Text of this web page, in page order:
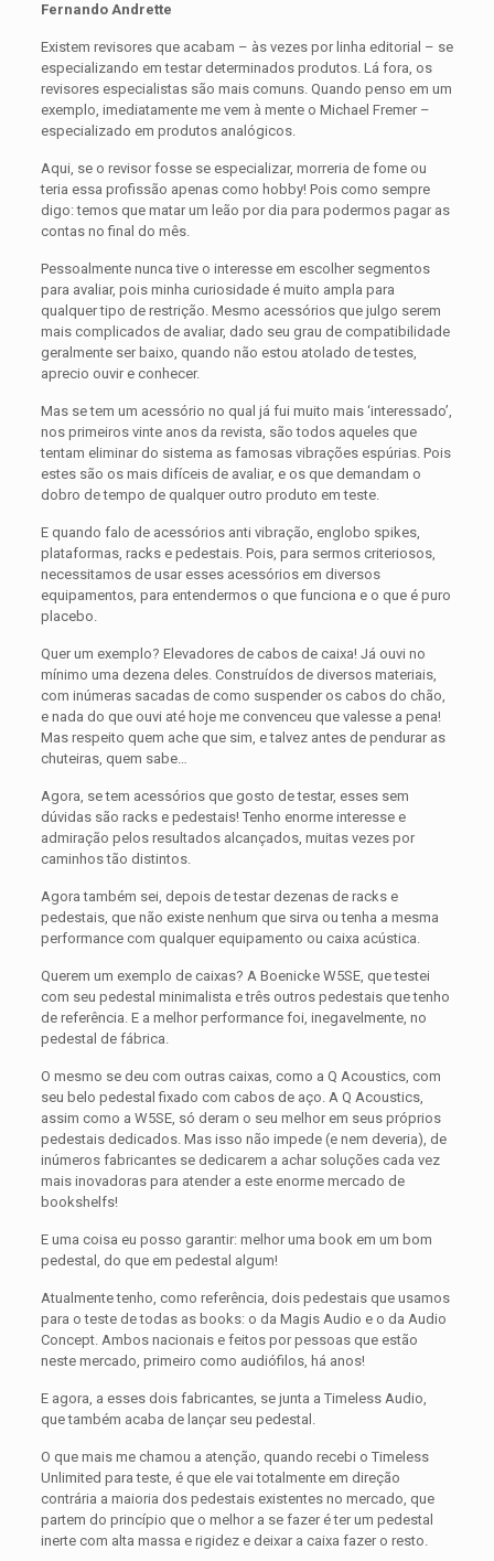
Fernando Andrette
Existem revisores que acabam – às vezes por linha editorial – se
especializando em testar determinados produtos. Lá fora, os
revisores especialistas são mais comuns. Quando penso em um
exemplo, imediatamente me vem à mente o Michael Fremer –
especializado em produtos analógicos.
Aqui, se o revisor fosse se especializar, morreria de fome ou
teria essa profissão apenas como hobby! Pois como sempre
digo: temos que matar um leão por dia para podermos pagar as
contas no final do mês.
Pessoalmente nunca tive o interesse em escolher segmentos
para avaliar, pois minha curiosidade é muito ampla para
qualquer tipo de restrição. Mesmo acessórios que julgo serem
mais complicados de avaliar, dado seu grau de compatibilidade
geralmente ser baixo, quando não estou atolado de testes,
aprecio ouvir e conhecer.
Mas se tem um acessório no qual já fui muito mais ‘interessado’,
nos primeiros vinte anos da revista, são todos aqueles que
tentam eliminar do sistema as famosas vibrações espúrias. Pois
estes são os mais difíceis de avaliar, e os que demandam o
dobro de tempo de qualquer outro produto em teste.
E quando falo de acessórios anti vibração, englobo spikes,
plataformas, racks e pedestais. Pois, para sermos criteriosos,
necessitamos de usar esses acessórios em diversos
equipamentos, para entendermos o que funciona e o que é puro
placebo.
Quer um exemplo? Elevadores de cabos de caixa! Já ouvi no
mínimo uma dezena deles. Construídos de diversos materiais,
com inúmeras sacadas de como suspender os cabos do chão,
e nada do que ouvi até hoje me convenceu que valesse a pena!
Mas respeito quem ache que sim, e talvez antes de pendurar as
chuteiras, quem sabe…
Agora, se tem acessórios que gosto de testar, esses sem
dúvidas são racks e pedestais! Tenho enorme interesse e
admiração pelos resultados alcançados, muitas vezes por
caminhos tão distintos.
Agora também sei, depois de testar dezenas de racks e
pedestais, que não existe nenhum que sirva ou tenha a mesma
performance com qualquer equipamento ou caixa acústica.
Querem um exemplo de caixas? A Boenicke W5SE, que testei
com seu pedestal minimalista e três outros pedestais que tenho
de referência. E a melhor performance foi, inegavelmente, no
pedestal de fábrica.
O mesmo se deu com outras caixas, como a Q Acoustics, com
seu belo pedestal fixado com cabos de aço. A Q Acoustics,
assim como a W5SE, só deram o seu melhor em seus próprios
pedestais dedicados. Mas isso não impede (e nem deveria), de
inúmeros fabricantes se dedicarem a achar soluções cada vez
mais inovadoras para atender a este enorme mercado de
bookshelfs!
E uma coisa eu posso garantir: melhor uma book em um bom
pedestal, do que em pedestal algum!
Atualmente tenho, como referência, dois pedestais que usamos
para o teste de todas as books: o da Magis Audio e o da Audio
Concept. Ambos nacionais e feitos por pessoas que estão
neste mercado, primeiro como audiófilos, há anos!
E agora, a esses dois fabricantes, se junta a Timeless Audio,
que também acaba de lançar seu pedestal.
O que mais me chamou a atenção, quando recebi o Timeless
Unlimited para teste, é que ele vai totalmente em direção
contrária a maioria dos pedestais existentes no mercado, que
partem do princípio que o melhor a se fazer é ter um pedestal
inerte com alta massa e rigidez e deixar a caixa fazer o resto.